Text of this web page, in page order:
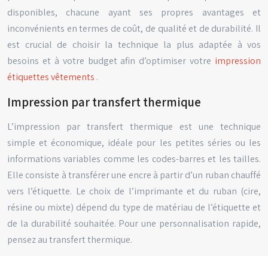
disponibles, chacune ayant ses propres avantages et
inconvénients en termes de coût, de qualité et de durabilité. Il
est crucial de choisir la technique la plus adaptée à vos
besoins et à votre budget afin d’optimiser votre impression
étiquettes vêtements .
Impression par transfert thermique
L’impression par transfert thermique est une technique
simple et économique, idéale pour les petites séries ou les
informations variables comme les codes-barres et les tailles.
Elle consiste à transférer une encre à partir d’un ruban chauffé
vers l’étiquette. Le choix de l’imprimante et du ruban (cire,
résine ou mixte) dépend du type de matériau de l’étiquette et
de la durabilité souhaitée. Pour une personnalisation rapide,
pensez au transfert thermique.